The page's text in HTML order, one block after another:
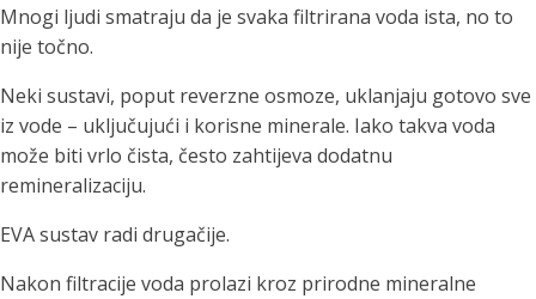
Mnogi ljudi smatraju da je svaka filtrirana voda ista, no to
nije točno.
Neki sustavi, poput reverzne osmoze, uklanjaju gotovo sve
iz vode – uključujući i korisne minerale. Iako takva voda
može biti vrlo čista, često zahtijeva dodatnu
remineralizaciju.
EVA sustav radi drugačije.
Nakon filtracije voda prolazi kroz prirodne mineralne